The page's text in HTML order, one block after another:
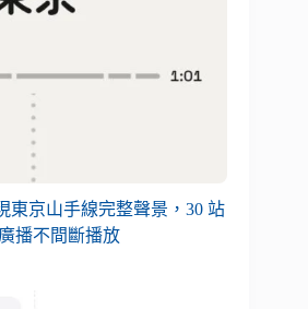
東京山手線完整聲景，30 站
播不間斷播放